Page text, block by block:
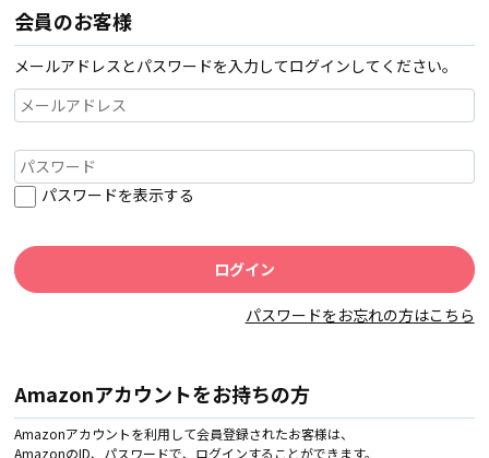
会員のお客様
メールアドレスとパスワードを入力してログインしてください。
パスワードを表示する
パスワードをお忘れの方はこちら
Amazonアカウントをお持ちの方
Amazonアカウントを利用して会員登録されたお客様は、
AmazonのID、パスワードで、ログインすることができます。